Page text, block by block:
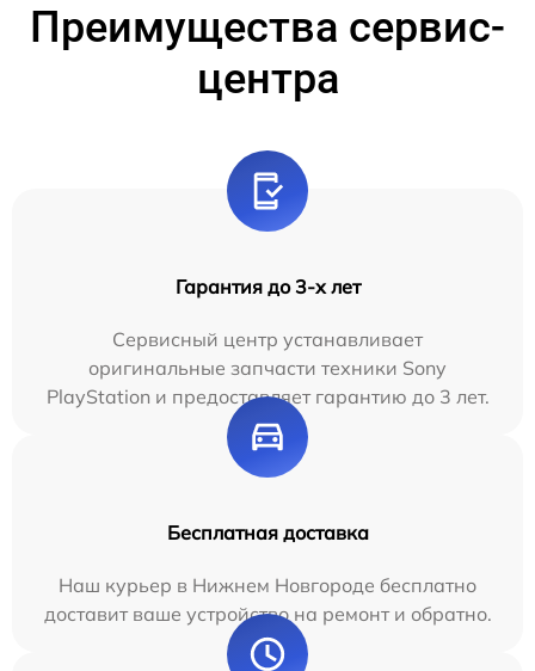
Преимущества сервис-
центра
Гарантия до 3-х лет
Сервисный центр устанавливает
оригинальные запчасти техники Sony
PlayStation и предоставляет гарантию до 3 лет.
Бесплатная доставка
Наш курьер в Нижнем Новгороде бесплатно
доставит ваше устройство на ремонт и обратно.